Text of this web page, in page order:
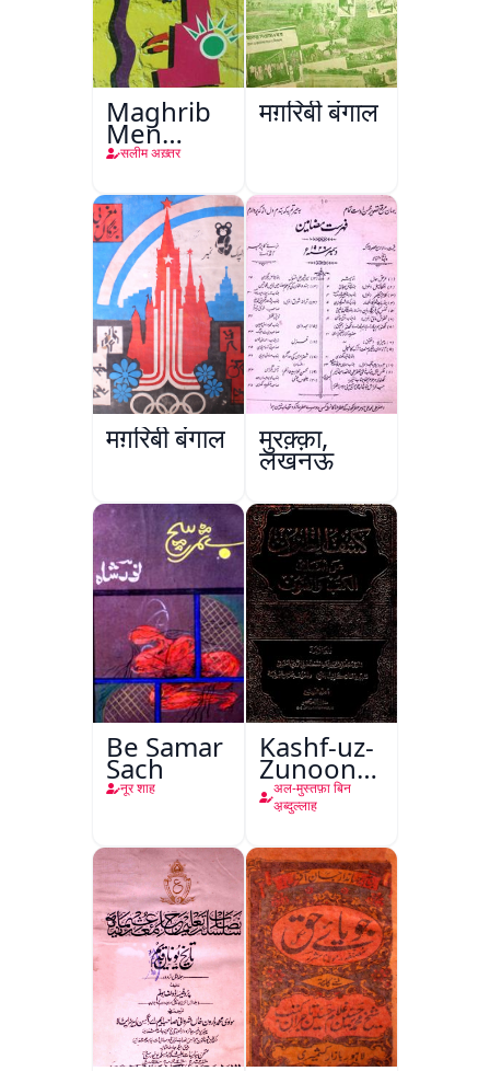
Maghrib
Men
Nafsiyati
सलीम अख़्तर
मग़रिबी बंगाल
मग़रिबी बंगाल मुरक़्क़ा,
लखनऊ
Be Samar
Sach
नूर शाह
Kashf-uz-
Zunoon
An Asami-
ul-kutub-
Funoon
अल-मुस्तफ़ा बिन
अ़ब्दुल्लाह